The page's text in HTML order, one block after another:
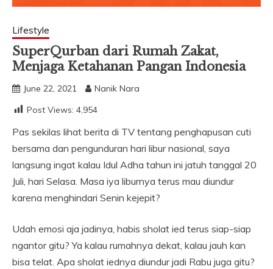
Lifestyle
SuperQurban dari Rumah Zakat,
Menjaga Ketahanan Pangan Indonesia
June 22, 2021
Nanik Nara
Post Views: 4,954
Pas sekilas lihat berita di TV tentang penghapusan cuti
bersama dan pengunduran hari libur nasional, saya
langsung ingat kalau Idul Adha tahun ini jatuh tanggal 20
Juli, hari Selasa. Masa iya liburnya terus mau diundur
karena menghindari Senin kejepit?
Udah emosi aja jadinya, habis sholat ied terus siap-siap
ngantor gitu? Ya kalau rumahnya dekat, kalau jauh kan
bisa telat. Apa sholat iednya diundur jadi Rabu juga gitu?